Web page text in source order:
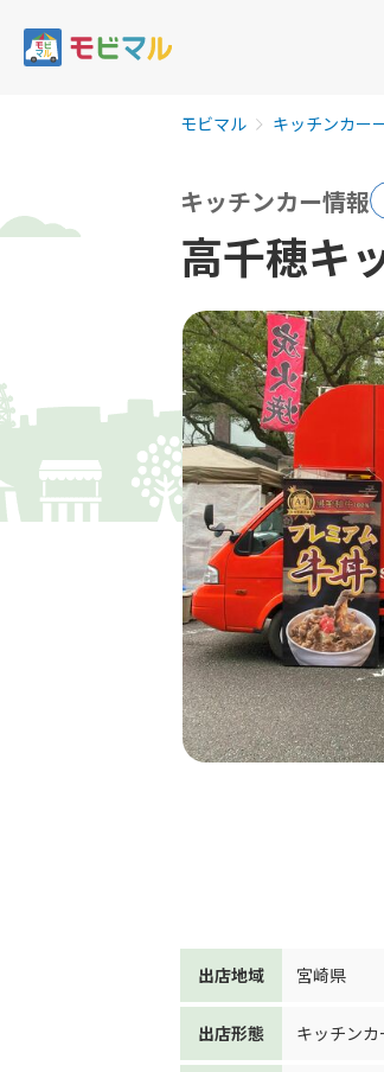
モビマル キッチンカー
キッチンカー情報
高千穂キ
出店地域 宮崎県
出店形態 キッチンカ